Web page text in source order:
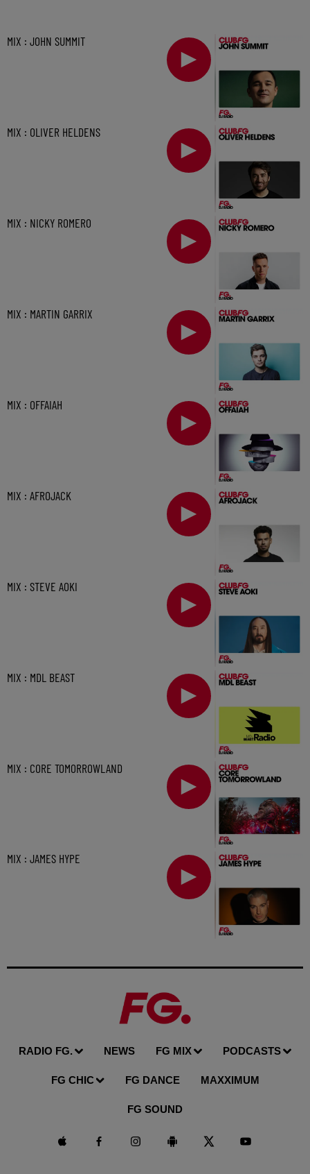
MIX : JOHN SUMMIT
MIX : OLIVER HELDENS
MIX : NICKY ROMERO
MIX : MARTIN GARRIX
MIX : OFFAIAH
MIX : AFROJACK
MIX : STEVE AOKI
MIX : MDL BEAST
MIX : CORE TOMORROWLAND
MIX : JAMES HYPE
RADIO FG. NEWS FG MIX PODCASTS
FG CHIC FG DANCE MAXXIMUM
FG SOUND